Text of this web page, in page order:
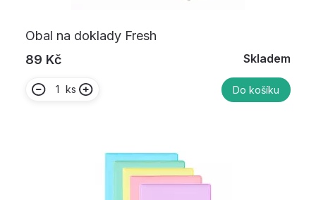
Obal na doklady Fresh
89 Kč
Skladem
ks Do košíku